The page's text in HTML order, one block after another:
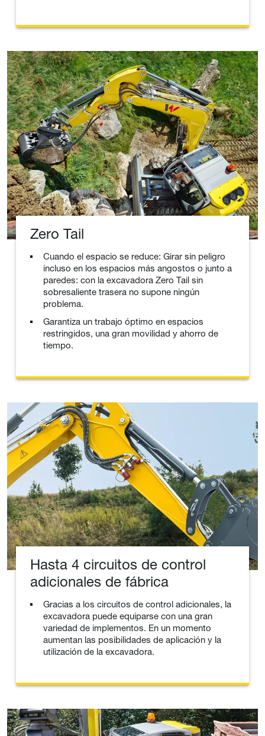
Zero Tail
Cuando el espacio se reduce: Girar sin peligro
incluso en los espacios más angostos o junto a
paredes: con la excavadora Zero Tail sin
sobresaliente trasera no supone ningún
problema.
Garantiza un trabajo óptimo en espacios
restringidos, una gran movilidad y ahorro de
tiempo.
Hasta 4 circuitos de control
adicionales de fábrica
Gracias a los circuitos de control adicionales, la
excavadora puede equiparse con una gran
variedad de implementos. En un momento
aumentan las posibilidades de aplicación y la
utilización de la excavadora.